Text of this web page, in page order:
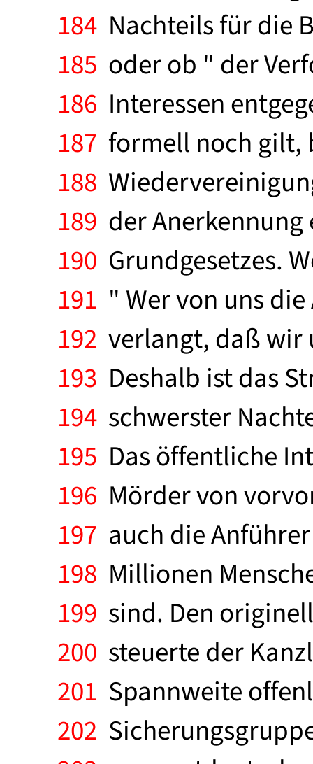
184 Nachteils für die
185 oder ob " der
186 Interessen
187 formell noch gilt,
188
189 der
190 Grundgesetzes.
191 " Wer von uns
192 verlangt, daß wir
193 Deshalb ist das
194 schwerster
195 Das öffentliche
196 Mörder von
197 auch die
198 Millionen
199 sind. Den
200 steuerte der
201 Spannweite
202